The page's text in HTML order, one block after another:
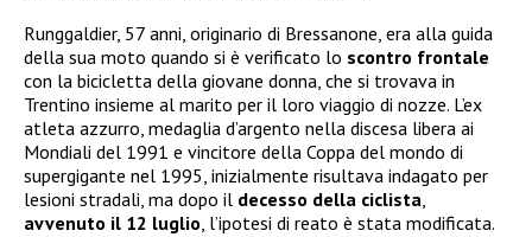
Runggaldier, 57 anni, originario di Bressanone, era alla guida
della sua moto quando si è verificato lo scontro frontale
con la bicicletta della giovane donna, che si trovava in
Trentino insieme al marito per il loro viaggio di nozze. L’ex
atleta azzurro, medaglia d’argento nella discesa libera ai
Mondiali del 1991 e vincitore della Coppa del mondo di
supergigante nel 1995, inizialmente risultava indagato per
lesioni stradali, ma dopo il decesso della ciclista,
avvenuto il 12 luglio, l’ipotesi di reato è stata modificata.